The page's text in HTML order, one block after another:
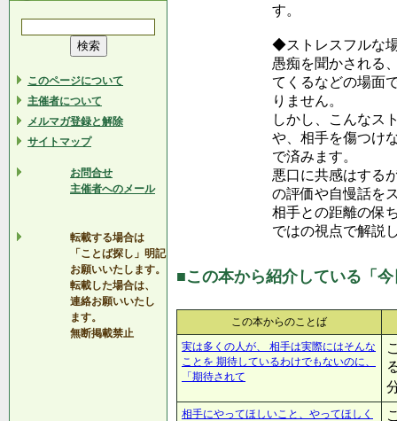
このページについて
主催者について
メルマガ登録と解除
サイトマップ
お問合せ
主催者へのメール
転載する場合は
「ことば探し」明記
お願いいたします。
転載した場合は、
連絡お願いいたし
ます。
無断掲載禁止
す。
◆ストレスフルな
愚痴を聞かされる
てくるなどの場面
りません。
しかし、こんなス
や、相手を傷つけ
で済みます。
悪口に共感はする
の評価や自慢話を
相手との距離の保
ではの視点で解説
■この本から紹介している「
この本からのことば
実は多くの人が、 相手は実際にはそんな
ことを 期待しているわけでもないのに、
「期待されて
相手にやってほしいこと、やってほしく